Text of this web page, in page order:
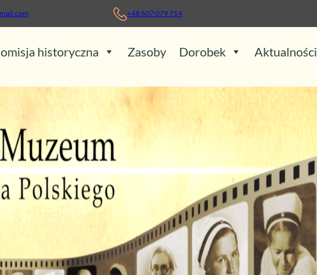
+48 607 079 714
historyczna Zasoby Dorobek Aktualności